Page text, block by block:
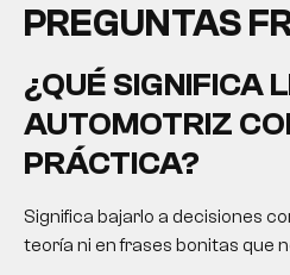
PREGUNTAS
¿QUÉ SIGNIFICA
AUTOMOTRIZ
PRÁCTICA?
Significa bajarlo a decisiones
teoría ni en frases bonitas que